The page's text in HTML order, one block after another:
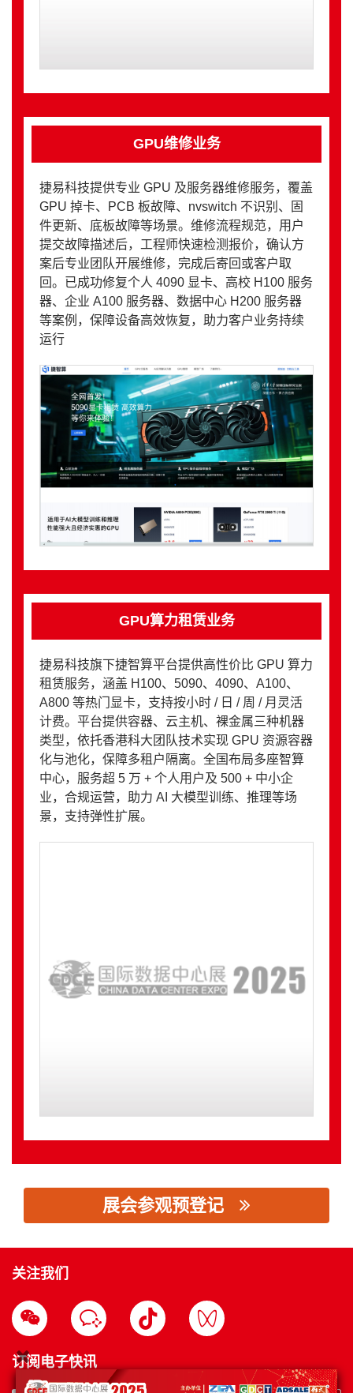
GPU维修业务
捷易科技提供专业 GPU 及服务器维修服务，覆盖
GPU 掉卡、PCB 板故障、nvswitch 不识别、固
件更新、底板故障等场景。维修流程规范，用户
提交故障描述后，工程师快速检测报价，确认方
案后专业团队开展维修，完成后寄回或客户取
回。已成功修复个人 4090 显卡、高校 H100 服务
器、企业 A100 服务器、数据中心 H200 服务器
等案例，保障设备高效恢复，助力客户业务持续
运行
GPU算力租赁业务
捷易科技旗下捷智算平台提供高性价比 GPU 算力
租赁服务，涵盖 H100、5090、4090、A100、
A800 等热门显卡，支持按小时 / 日 / 周 / 月灵活
计费。平台提供容器、云主机、裸金属三种机器
类型，依托香港科大团队技术实现 GPU 资源容器
化与池化，保障多租户隔离。全国布局多座智算
中心，服务超 5 万 + 个人用户及 500 + 中小企
业，合规运营，助力 AI 大模型训练、推理等场
景，支持弹性扩展。​
展会参观预登记
关注我们
订阅电子快讯